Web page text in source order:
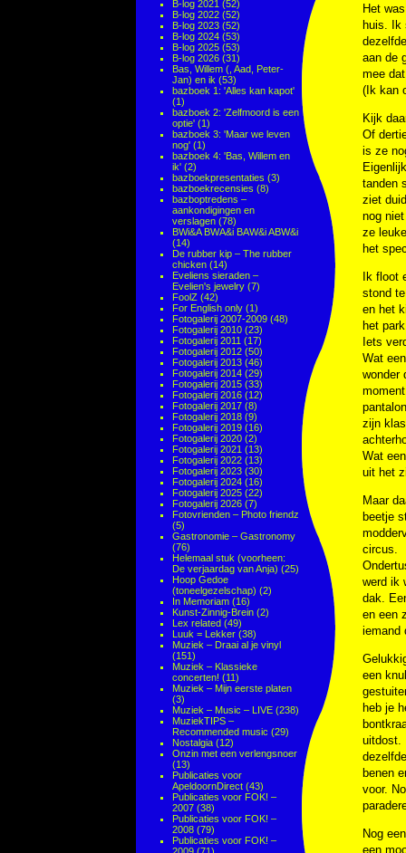
B-log 2021 (52)
B-log 2022 (52)
B-log 2023 (52)
B-log 2024 (53)
B-log 2025 (53)
B-log 2026 (31)
Bas, Willem (, Aad, Peter-
Jan) en ik (53)
bazboek 1: 'Alles kan kapot'
(1)
bazboek 2: 'Zelfmoord is een
optie' (1)
bazboek 3: 'Maar we leven
nog' (1)
bazboek 4: 'Bas, Willem en
ik' (2)
bazboekpresentaties (3)
bazboekrecensies (8)
bazboptredens –
aankondigingen en
verslagen (78)
BWi&A BWA&i BAW&i ABW&i
(14)
De rubber kip – The rubber
chicken (14)
Eveliens sieraden –
Evelien's jewelry (7)
FoolZ (42)
For English only (1)
Fotogalerij 2007-2009 (48)
Fotogalerij 2010 (23)
Fotogalerij 2011 (17)
Fotogalerij 2012 (50)
Fotogalerij 2013 (46)
Fotogalerij 2014 (29)
Fotogalerij 2015 (33)
Fotogalerij 2016 (12)
Fotogalerij 2017 (8)
Fotogalerij 2018 (9)
Fotogalerij 2019 (16)
Fotogalerij 2020 (2)
Fotogalerij 2021 (13)
Fotogalerij 2022 (13)
Fotogalerij 2023 (30)
Fotogalerij 2024 (16)
Fotogalerij 2025 (22)
Fotogalerij 2026 (7)
Fotovrienden – Photo friendz
(5)
Gastronomie – Gastronomy
(76)
Helemaal stuk (voorheen:
De verjaardag van Anja) (25)
Hoop Gedoe
(toneelgezelschap) (2)
In Memoriam (16)
Kunst-Zinnig-Brein (2)
Lex related (49)
Luuk = Lekker (38)
Muziek – Draai al je vinyl
(151)
Muziek – Klassieke
concerten! (11)
Muziek – Mijn eerste platen
(3)
Muziek – Music – LIVE (238)
MuziekTIPS –
Recommended music (29)
Nostalgia (12)
Onzin met een verlengsnoer
(13)
Publicaties voor
ApeldoornDirect (43)
Publicaties voor FOK! –
2007 (38)
Publicaties voor FOK! –
2008 (79)
Publicaties voor FOK! –
Het
huis. Ik
aan de
mee
(Ik kan
Kijk
Of
is ze
tanden
ziet
nog
ze
het
Ik floot
stond
en het
het
Iets
Wat
wonder
zijn
Wat
uit het
Maar
beetje
circus.
werd ik
dak.
en een
iemand
een
heb je
uitdost.
benen
voor.
Nog
een